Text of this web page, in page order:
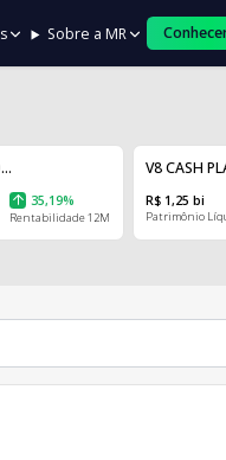
Sobre a MR
35,19%
Rentabilidade 12M
V8 CASH
R$ 1,25 bi
Patrimônio